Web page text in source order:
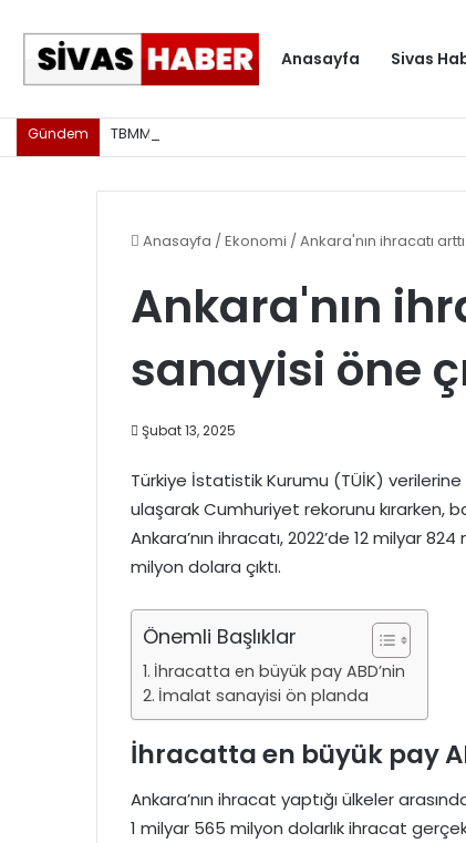
Anasayfa Sivas
Gündem TBMM'de "Veriden Karara Ulusal Yapay Zeka
Anasayfa /Ekonomi /Ankara'nın ihracatı
Ankara'nın
sanayisi öne
Şubat 13, 2025
Türkiye İstatistik Kurumu (TÜİK) verilerine
ulaşarak Cumhuriyet rekorunu kırarken,
Ankara’nın ihracatı, 2022’de 12 milyar
milyon dolara çıktı.
Önemli Başlıklar
İhracatta en büyük pay ABD’nin
İmalat sanayisi ön planda
İhracatta en büyük pay
Ankara’nın ihracat yaptığı ülkeler
1 milyar 565 milyon dolarlık ihracat